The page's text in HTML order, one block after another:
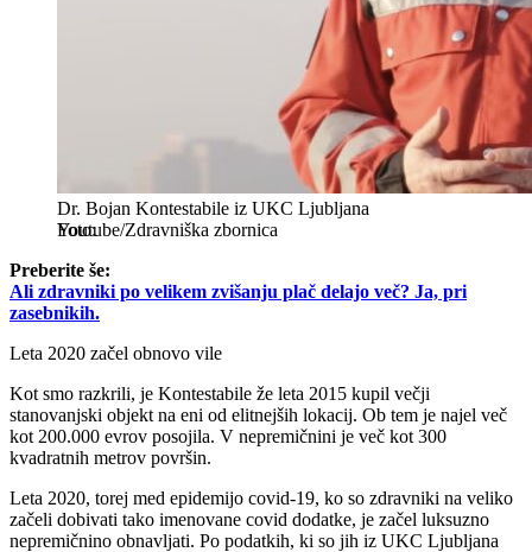
Dr. Bojan Kontestabile iz UKC Ljubljana
Youtube/Zdravniška zbornica
Preberite še:
Ali zdravniki po velikem zvišanju plač delajo več? Ja, pri
zasebnikih.
Leta 2020 začel obnovo vile
Kot smo razkrili, je Kontestabile že leta 2015 kupil večji
stanovanjski objekt na eni od elitnejših lokacij. Ob tem je najel več
kot 200.000 evrov posojila. V nepremičnini je več kot 300
kvadratnih metrov površin.
Leta 2020, torej med epidemijo covid-19, ko so zdravniki na veliko
začeli dobivati tako imenovane covid dodatke, je začel luksuzno
nepremičnino obnavljati. Po podatkih, ki so jih iz UKC Ljubljana